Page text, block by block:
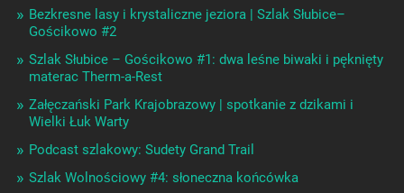
Bezkresne lasy i krystaliczne jeziora | Szlak Słubice–
Gościkowo #2
Szlak Słubice – Gościkowo #1: dwa leśne biwaki i pęknięty
materac Therm-a-Rest
Załęczański Park Krajobrazowy | spotkanie z dzikami i
Wielki Łuk Warty
Podcast szlakowy: Sudety Grand Trail
Szlak Wolnościowy #4: słoneczna końcówka